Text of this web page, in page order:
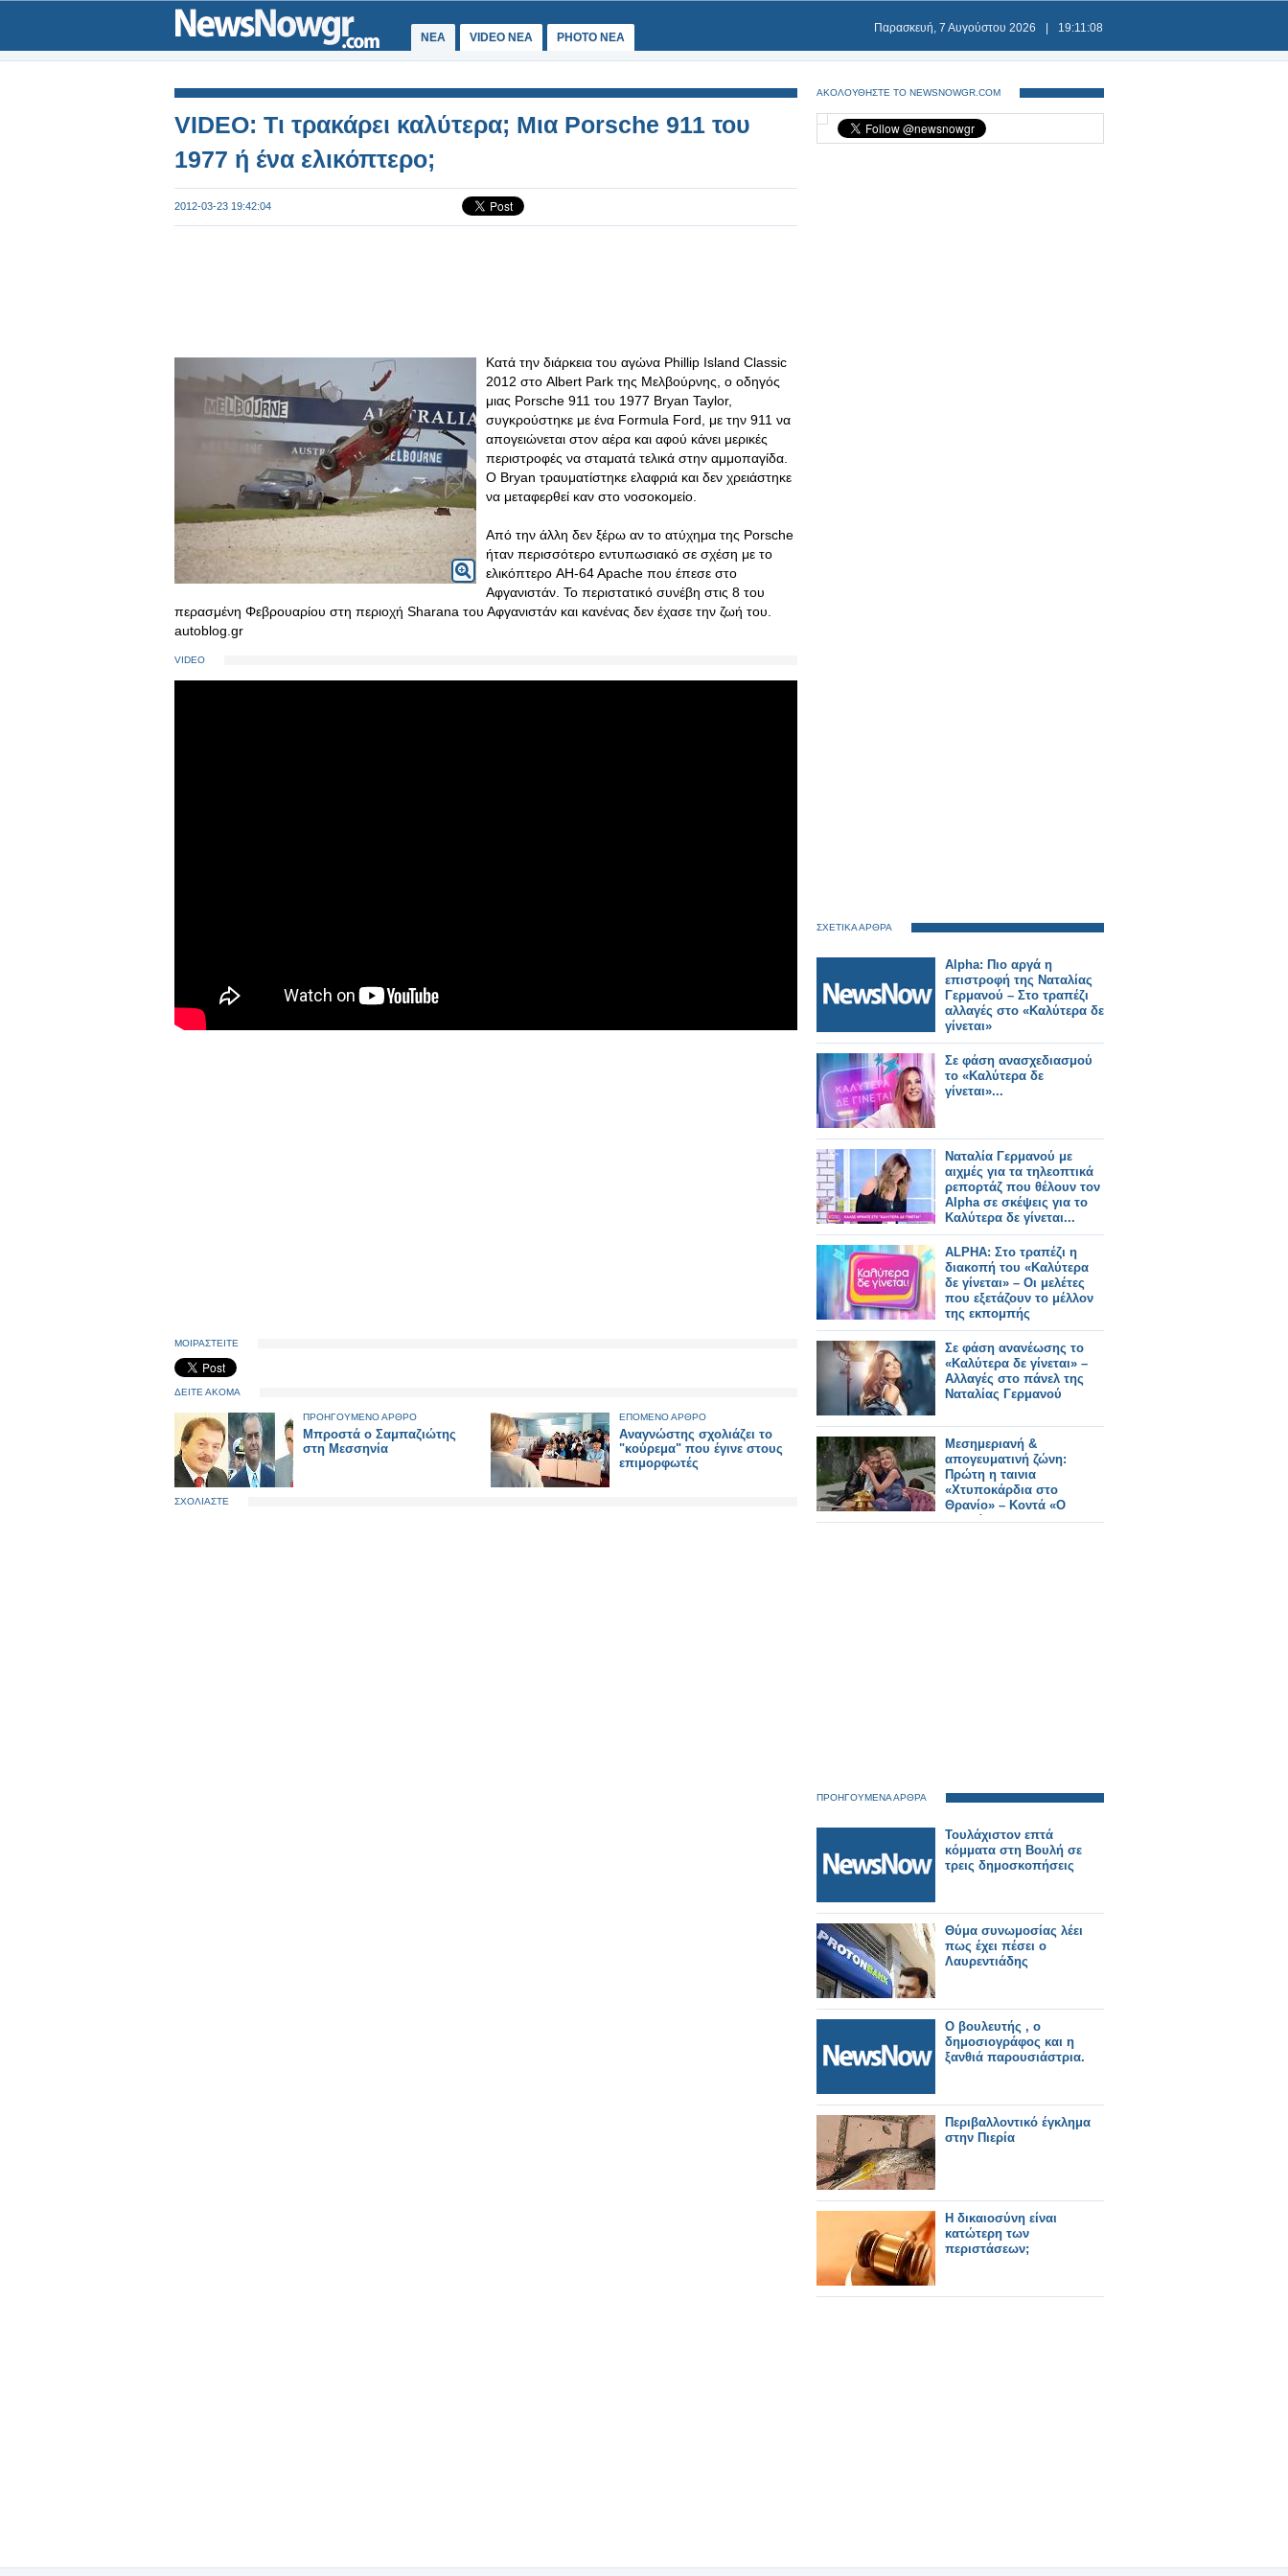
ΝΕΑ VIDEO NEA PHOTO NEA
Παρασκευή, 7 Αυγούστου 2026 19:11:09
VIDEO: Τι τρακάρει καλύτερα; Μια Porsche 911 του
1977 ή ένα ελικόπτερο;
2012-03-23 19:42:04
Κατά την διάρκεια του αγώνα Phillip Island Classic
2012 στο Albert Park της Μελβούρνης, ο οδηγός
μιας Porsche 911 του 1977 Bryan Taylor,
συγκρούστηκε με ένα Formula Ford, με την 911 να
απογειώνεται στον αέρα και αφού κάνει μερικές
περιστροφές να σταματά τελικά στην αμμοπαγίδα.
Ο Bryan τραυματίστηκε ελαφριά και δεν χρειάστηκε
να μεταφερθεί καν στο νοσοκομείο.
Από την άλλη δεν ξέρω αν το ατύχημα της Porsche
ήταν περισσότερο εντυπωσιακό σε σχέση με το
ελικόπτερο AH-64 Apache που έπεσε στο
Αφγανιστάν. Το περιστατικό συνέβη στις 8 του
περασμένη Φεβρουαρίου στη περιοχή Sharana του Αφγανιστάν και κανένας δεν έχασε την ζωή του.
autoblog.gr
VIDEO
ΜΟΙΡΑΣΤΕΙΤΕ
ΔΕΙΤΕ ΑΚΟΜΑ
ΠΡΟΗΓΟΥΜΕΝΟ ΑΡΘΡΟ
Μπροστά ο Σαμπαζιώτης
στη Μεσσηνία
ΕΠΟΜΕΝΟ ΑΡΘΡΟ
Αναγνώστης σχολιάζει το
"κούρεμα" που έγινε στους
επιμορφωτές
ΣΧΟΛΙΑΣΤΕ
ΑΚΟΛΟΥΘΗΣΤΕ ΤΟ NEWSNOWGR.COM
ΣΧΕΤΙΚΑ ΑΡΘΡΑ
Alpha: Πιο αργά η
επιστροφή της Ναταλίας
Γερμανού – Στο τραπέζι
αλλαγές στο «Καλύτερα δε
γίνεται»
Σε φάση ανασχεδιασμού
το «Καλύτερα δε
γίνεται»...
Ναταλία Γερμανού με
αιχμές για τα τηλεοπτικά
ρεπορτάζ που θέλουν τον
Alpha σε σκέψεις για το
Καλύτερα δε γίνεται...
ALPHA: Στο τραπέζι η
διακοπή του «Καλύτερα
δε γίνεται» – Οι μελέτες
που εξετάζουν το μέλλον
της εκπομπής
Σε φάση ανανέωσης το
«Καλύτερα δε γίνεται» –
Αλλαγές στο πάνελ της
Ναταλίας Γερμανού
Μεσημεριανή &
απογευματινή ζώνη:
Πρώτη η ταινια
«Χτυποκάρδια στο
Θρανίο» – Κοντά «Ο
Ξυπνάκιας» και
ΠΡΟΗΓΟΥΜΕΝΑ ΑΡΘΡΑ
Τουλάχιστον επτά
κόμματα στη Βουλή σε
τρεις δημοσκοπήσεις
Θύμα συνωμοσίας λέει
πως έχει πέσει ο
Λαυρεντιάδης
Ο βουλευτής , ο
δημοσιογράφος και η
ξανθιά παρουσιάστρια.
Περιβαλλοντικό έγκλημα
στην Πιερία
Η δικαιοσύνη είναι
κατώτερη των
περιστάσεων;